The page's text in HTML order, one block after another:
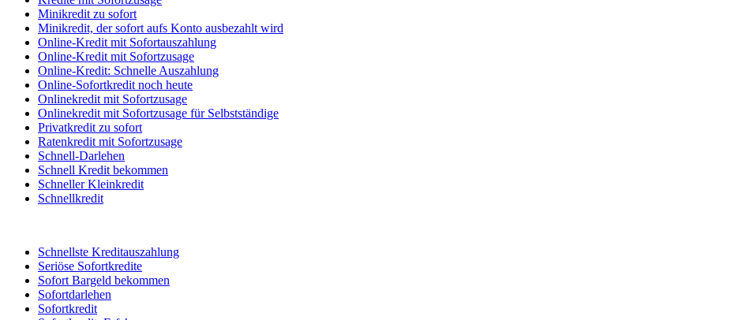
Minikredit zu sofort
Minikredit, der sofort aufs Konto ausbezahlt wird
Online-Kredit mit Sofortauszahlung
Online-Kredit mit Sofortzusage
Online-Kredit: Schnelle Auszahlung
Online-Sofortkredit noch heute
Onlinekredit mit Sofortzusage
Onlinekredit mit Sofortzusage für Selbstständige
Privatkredit zu sofort
Ratenkredit mit Sofortzusage
Schnell-Darlehen
Schnell Kredit bekommen
Schneller Kleinkredit
Schnellkredit
Schnellste Kreditauszahlung
Seriöse Sofortkredite
Sofort Bargeld bekommen
Sofortdarlehen
Sofortkredit